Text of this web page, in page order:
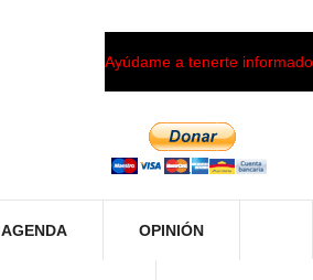
Ayúdame a tenerte informado
AGENDA OPINIÓN